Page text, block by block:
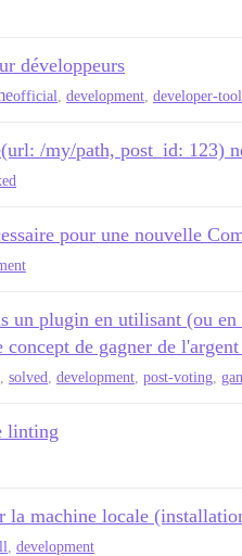
développeurs
official development developer-
/my/path, post_id: 123)
pour une nouvelle
un plugin en utilisant (ou
concept de gagner de
solved development post-voting
linting
la machine locale
development